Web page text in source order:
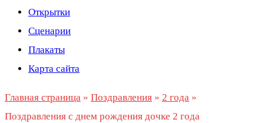
Открытки
Сценарии
Плакаты
Карта сайта
Главная страница » Поздравления » 2 года »
Поздравления с днем рождения дочке 2 года